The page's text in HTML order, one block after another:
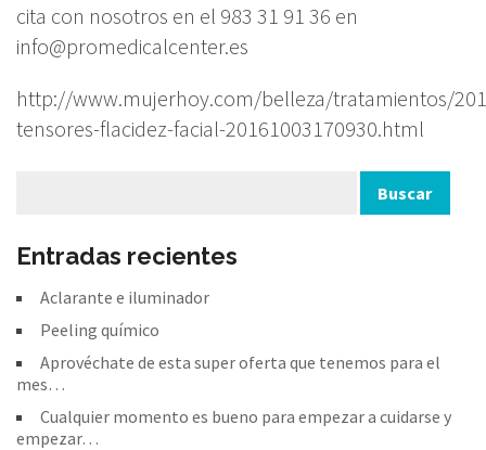
cita con nosotros en el 983 31 91 36 en
info@promedicalcenter.es
http://www.mujerhoy.com/belleza/tratamientos/
tensores-flacidez-facial-20161003170930.html
Entradas recientes
Aclarante e iluminador
Peeling químico
Aprovéchate de esta super oferta que tenemos para el
mes…
Cualquier momento es bueno para empezar a cuidarse y
empezar…